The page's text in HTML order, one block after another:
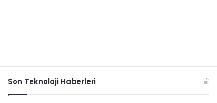
Son Teknoloji Haberleri